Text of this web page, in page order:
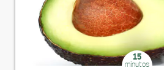
15
minutos